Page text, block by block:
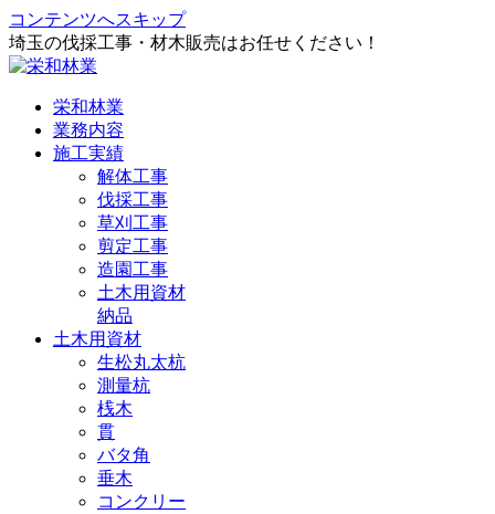
コンテンツへスキップ
埼玉の伐採工事・材木販売はお任せください！
栄和林業
業務内容
施工実績
解体工事
伐採工事
草刈工事
剪定工事
造園工事
土木用資材
納品
土木用資材
生松丸太杭
測量杭
桟木
貫
バタ角
垂木
コンクリー